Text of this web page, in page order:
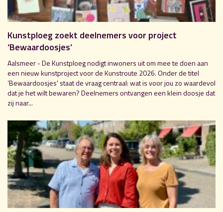
Kunstploeg zoekt deelnemers voor project
‘Bewaardoosjes’
Aalsmeer - De Kunstploeg nodigt inwoners uit om mee te doen aan
een nieuw kunstproject voor de Kunstroute 2026. Onder de titel
‘Bewaardoosjes' staat de vraag centraal: wat is voor jou zo waardevol
dat je het wilt bewaren? Deelnemers ontvangen een klein doosje dat
zij naar...